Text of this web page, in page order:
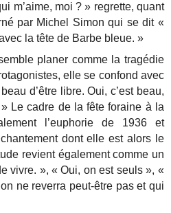
m’aime, moi ? » regrette, quant
par Michel Simon qui se dit «
la tête de Barbe bleue. »
planer comme la tragédie
elle se confond avec
d’être libre. Oui, c’est beau,
» Le cadre de la fête foraine à la
l’euphorie de 1936 et
dont elle est alors le
revient également comme un
vivre. », « Oui, on est seuls », «
ne reverra peut-être pas et qui